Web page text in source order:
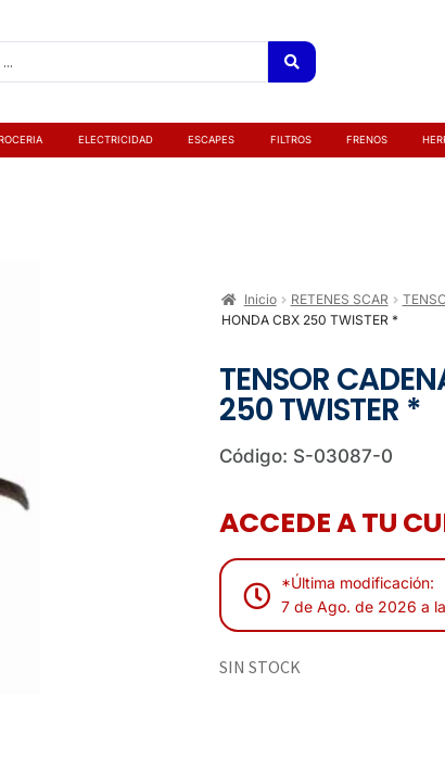
ELECTRICIDAD ESCAPES FILTROS FRENOS
Inicio RETENES SCAR
HONDA CBX 250 TWISTER *
TENSOR
250 TWISTER *
Código: S-03087-0
ACCEDE A TU
*Última modificación:
7 de Ago. de 2026 a
SIN STOCK